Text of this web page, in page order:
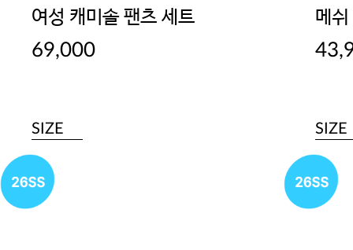
여성 캐미솔 팬츠 세트
69,000
SIZE
메쉬
SIZE